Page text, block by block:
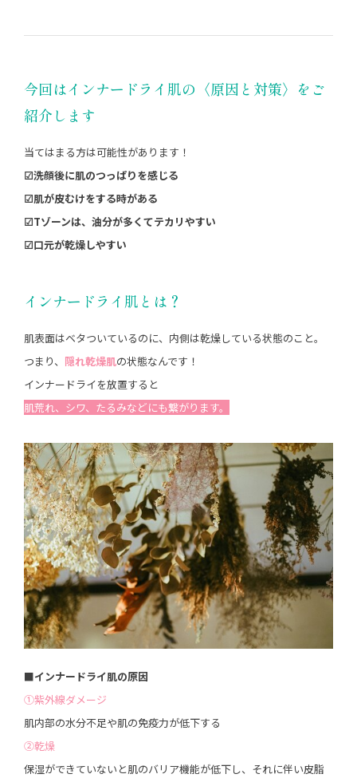
今回はインナードライ肌の〈原因と対策〉をご
紹介します
当てはまる方は可能性があります！
☑︎洗顔後に肌のつっぱりを感じる
☑︎肌が皮むけをする時がある
☑︎Tゾーンは、油分が多くてテカリやすい
☑︎口元が乾燥しやすい
インナードライ肌とは？
肌表面はベタついているのに、内側は乾燥している状態のこと。
つまり、 隠れ乾燥肌の状態なんです！
インナードライを放置すると
肌荒れ、シワ、たるみなどにも繋がります。
■インナードライ肌の原因
①紫外線ダメージ
肌内部の水分不足や肌の免疫力が低下する
②乾燥
保湿ができていないと肌のバリア機能が低下し、それに伴い皮脂